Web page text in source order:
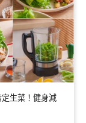
定生菜！健身減